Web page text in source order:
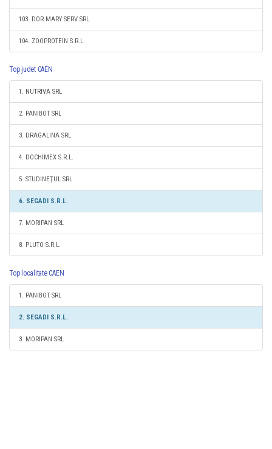
103. DOR MARY SERV SRL
104. ZOOPROTEIN S.R.L.
Top judet CAEN
1. NUTRIVA SRL
2. PANIBOT SRL
3. DRAGALINA SRL
4. DOCHIMEX S.R.L.
5. STUDINEŢUL SRL
6. SEGADI S.R.L.
7. MORIPAN SRL
8. PLUTO S.R.L.
Top localitate CAEN
1. PANIBOT SRL
2. SEGADI S.R.L.
3. MORIPAN SRL